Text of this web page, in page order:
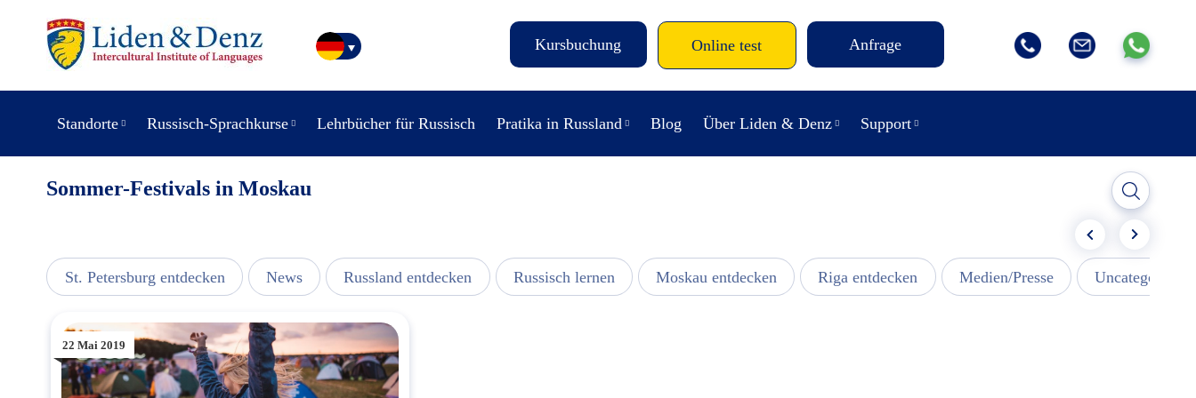
Kursbuchung Online test Anfrage
Standorte Russisch-Sprachkurse Lehrbücher für Russisch Pratika in Russland Blog Über Liden & Denz Support
Sommer-Festivals in Moskau
St. Petersburg entdecken News Russland entdecken Russisch lernen Moskau entdecken Riga entdecken Medien/Presse Uncategorized
22 Mai 2019